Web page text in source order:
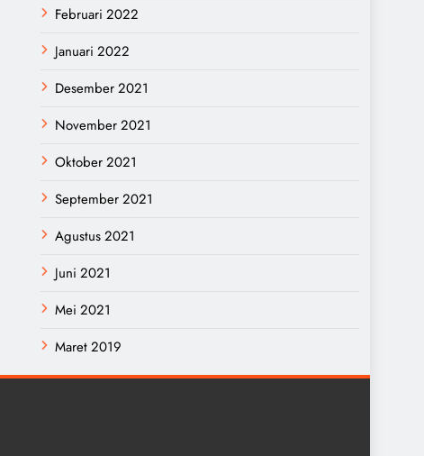
Februari 2022
Januari 2022
Desember 2021
November 2021
Oktober 2021
September 2021
Agustus 2021
Juni 2021
Mei 2021
Maret 2019